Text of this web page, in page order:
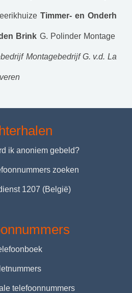
Timmer- en Onderh
Brink G. Polinder Montage
Montagebedrijf G. v.d. La
ik anoniem gebeld?
zoeken
dienst 1207 (België)
Netnummers
telefoonnummers